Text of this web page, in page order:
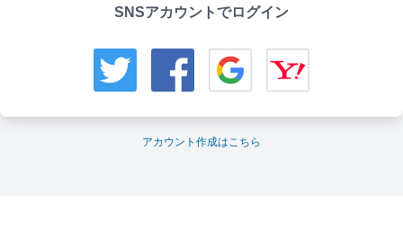
SNSアカウントでログイン
アカウント作成はこちら